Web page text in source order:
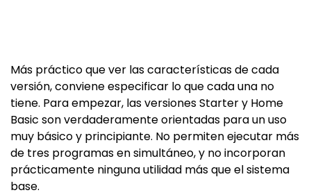
Más práctico que ver las características de cada
versión, conviene especificar lo que cada una no
tiene. Para empezar, las versiones Starter y Home
Basic son verdaderamente orientadas para un uso
muy básico y principiante. No permiten ejecutar más
de tres programas en simultáneo, y no incorporan
prácticamente ninguna utilidad más que el sistema
base.